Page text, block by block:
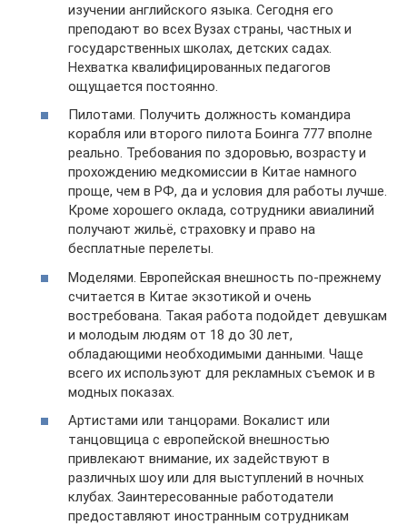
изучении английского языка. Сегодня его
преподают во всех Вузах страны, частных и
государственных школах, детских садах.
Нехватка квалифицированных педагогов
ощущается постоянно.
Пилотами. Получить должность командира
корабля или второго пилота Боинга 777 вполне
реально. Требования по здоровью, возрасту и
прохождению медкомиссии в Китае намного
проще, чем в РФ, да и условия для работы лучше.
Кроме хорошего оклада, сотрудники авиалиний
получают жильё, страховку и право на
бесплатные перелеты.
Моделями. Европейская внешность по-прежнему
считается в Китае экзотикой и очень
востребована. Такая работа подойдет девушкам
и молодым людям от 18 до 30 лет,
обладающими необходимыми данными. Чаще
всего их используют для рекламных съемок и в
модных показах.
Артистами или танцорами. Вокалист или
танцовщица с европейской внешностью
привлекают внимание, их задействуют в
различных шоу или для выступлений в ночных
клубах. Заинтересованные работодатели
предоставляют иностранным сотрудникам